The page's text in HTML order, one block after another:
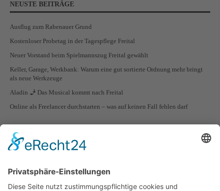
NEUSTE BEITRÄGE
Ausflug zum Rabenauer Grund
Kostenloser Probetag in der Tagespflege Freital
Neuer Vorstand beim Spielmannszug Freital gewählt
Keller, Garage, Werkbank: Warum eine gut sortierte Ordnung mehr bringt
als neue Werkzeuge
Aladin 🧞 Das Musical kommt nach Freital
Online als Freelancer durchstarten – was auf keinen Fall fehlen darf
Freital Ortsteil Zauckerode